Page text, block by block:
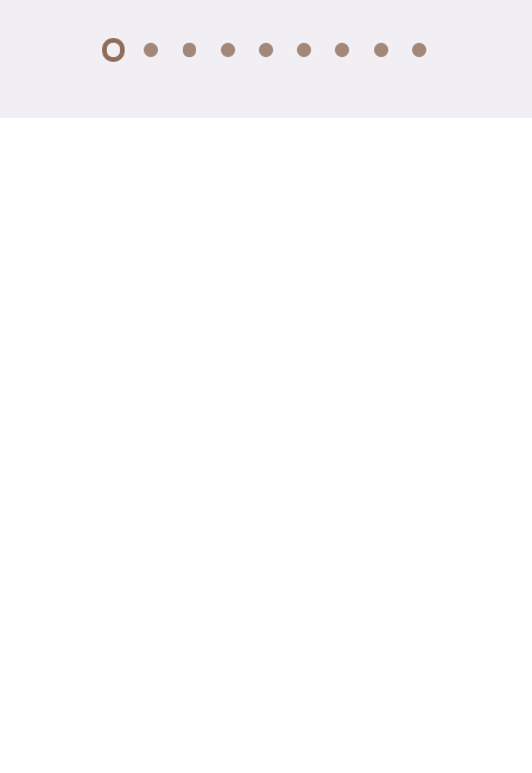
1 2 3 4 5 6 7 8 9